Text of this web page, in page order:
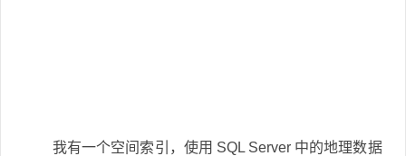
我有一个空间索引，使用 SQL Server 中的地理数据